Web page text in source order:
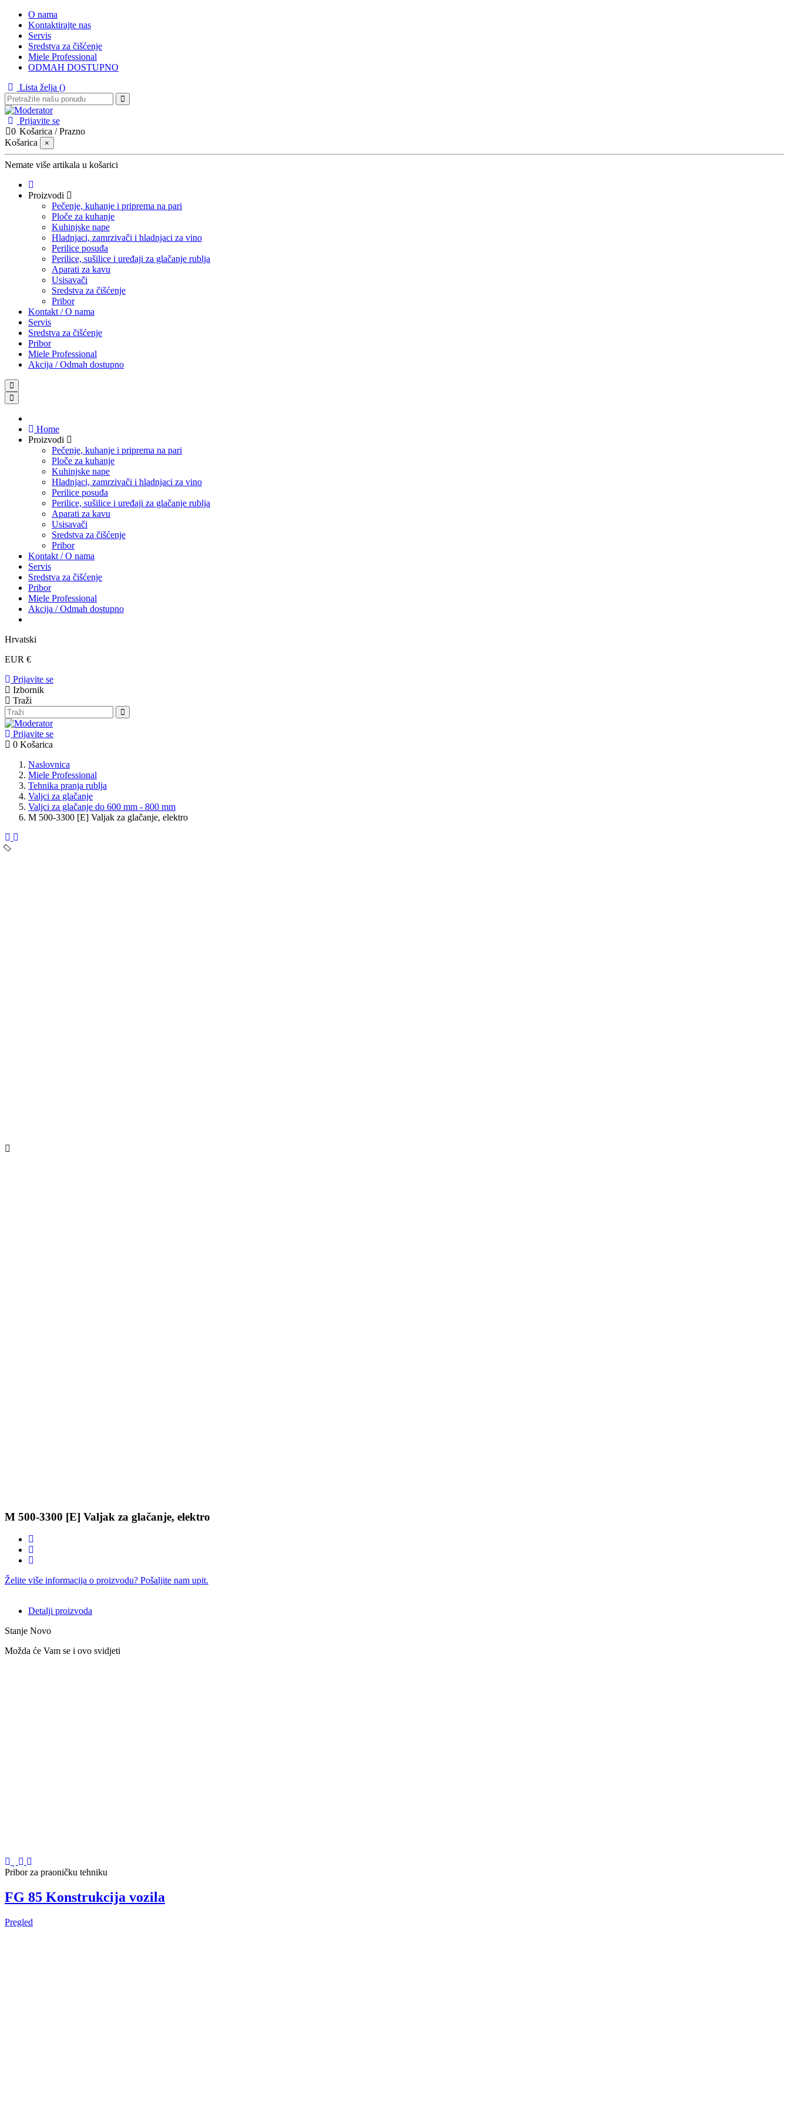
O nama
Kontaktirajte nas
Servis
Sredstva za čišćenje
Miele Professional
ODMAH DOSTUPNO
Lista želja ()
Prijavite se
0 Košarica /Prazno
Košarica
×
Nemate više artikala u košarici
Proizvodi
Pečenje, kuhanje i priprema na pari
Ploče za kuhanje
Kuhinjske nape
Hladnjaci, zamrzivači i hladnjaci za vino
Perilice posuđa
Perilice, sušilice i uređaji za glačanje rublja
Aparati za kavu
Usisavači
Sredstva za čišćenje
Pribor
Kontakt / O nama
Servis
Sredstva za čišćenje
Pribor
Miele Professional
Akcija / Odmah dostupno
Home
Proizvodi
Pečenje, kuhanje i priprema na pari
Ploče za kuhanje
Kuhinjske nape
Hladnjaci, zamrzivači i hladnjaci za vino
Perilice posuđa
Perilice, sušilice i uređaji za glačanje rublja
Aparati za kavu
Usisavači
Sredstva za čišćenje
Pribor
Kontakt / O nama
Servis
Sredstva za čišćenje
Pribor
Miele Professional
Akcija / Odmah dostupno
Hrvatski
EUR €
Prijavite se
Izbornik
Traži
Prijavite se
0 Košarica
Naslovnica
Miele Professional
Tehnika pranja rublja
Valjci za glačanje
Valjci za glačanje do 600 mm - 800 mm
M 500-3300 [E] Valjak za glačanje, elektro
M 500-3300 [E] Valjak za glačanje, elektro
Želite više informacija o proizvodu? Pošaljite nam upit.
Detalji proizvoda
Stanje Novo
Možda će Vam se i ovo svidjeti
Pribor za praoničku tehniku
FG 85 Konstrukcija vozila
Pregled